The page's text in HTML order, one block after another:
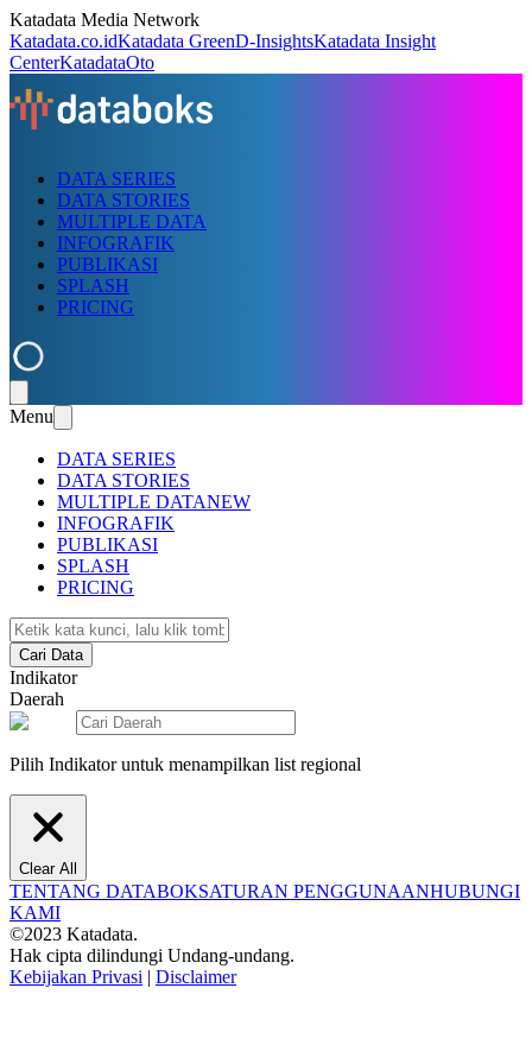
Katadata Media Network
Katadata.co.idKatadata GreenD-InsightsKatadata Insight
CenterKatadataOto
DATA SERIES
DATA STORIES
MULTIPLE DATA
INFOGRAFIK
PUBLIKASI
SPLASH
PRICING
Menu
DATA SERIES
DATA STORIES
MULTIPLE DATANEW
INFOGRAFIK
PUBLIKASI
SPLASH
PRICING
Cari Data
Indikator
Daerah
Pilih Indikator untuk menampilkan list regional
Clear All
TENTANG DATABOKSATURAN PENGGUNAANHUBUNGI
KAMI
©2023 Katadata.
Hak cipta dilindungi Undang-undang.
Kebijakan Privasi | Disclaimer